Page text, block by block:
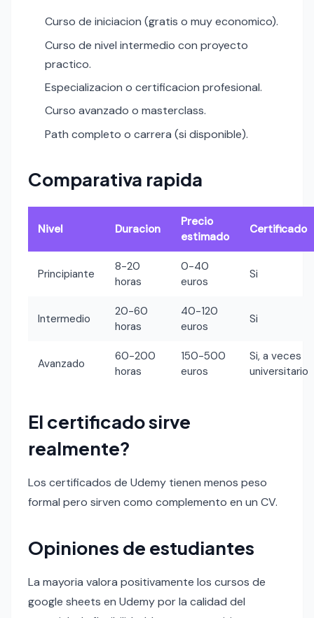
Curso de iniciacion (gratis o muy economico).
Curso de nivel intermedio con proyecto
practico.
Especializacion o certificacion profesional.
Curso avanzado o masterclass.
Path completo o carrera (si disponible).
Comparativa rapida
Nivel Duracion
Precio
estimado
Certificado
Principiante
8-20
horas
0-40
euros
Si
Intermedio
20-60
horas
40-120
euros
Si
Avanzado
60-200
horas
150-500
euros
Si, a veces
universitario
El certificado sirve
realmente?
Los certificados de Udemy tienen menos peso
formal pero sirven como complemento en un CV.
Opiniones de estudiantes
La mayoria valora positivamente los cursos de
google sheets en Udemy por la calidad del